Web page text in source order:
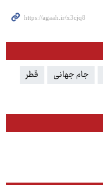
جام جهانی
قطر